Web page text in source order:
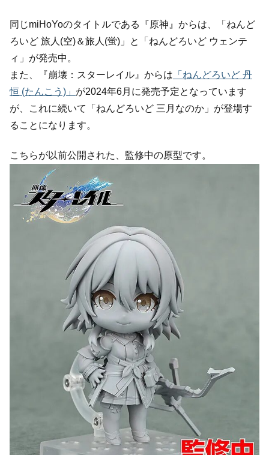
同じmiHoYoのタイトルである『原神』からは、「ねんど
ろいど 旅人(空)＆旅人(蛍)」と「ねんどろいど ウェンテ
ィ」が発売中。
また、『崩壊：スターレイル』からは 「ねんどろいど 丹
恒 (たんこう)」 が2024年6月に発売予定となっています
が、これに続いて「ねんどろいど 三月なのか」が登場す
ることになります。
こちらが以前公開された、監修中の原型です。